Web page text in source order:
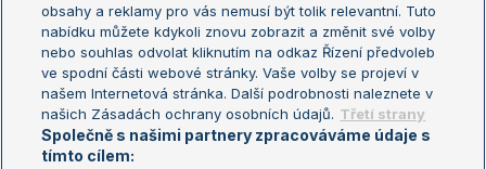
Aktualní trendy
Fotbalové přestupy
Livesport Daily
LS Prague Open
obsahy a reklamy pro vás nemusí být tolik relevantní. Tuto
nabídku můžete kdykoli znovu zobrazit a změnit své volby
nebo souhlas odvolat kliknutím na odkaz Řízení předvoleb
ve spodní části webové stránky. Vaše volby se projeví v
našem Internetová stránka. Další podrobnosti naleznete v
našich Zásadách ochrany osobních údajů. Třetí strany
Společně s našimi partnery zpracováváme údaje s
tímto cílem: